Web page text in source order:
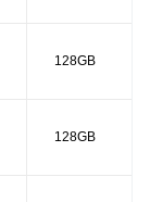
128GB
128GB